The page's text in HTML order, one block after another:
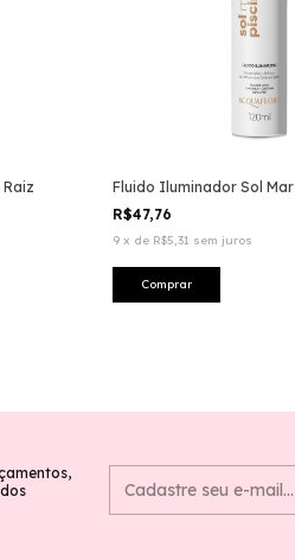
Fluido Iluminador Sol Mar
R$47,76
9 x de R$5,31 sem juros